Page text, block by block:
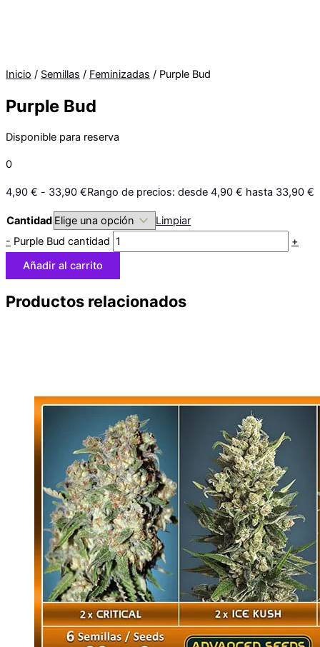
Inicio / Semillas / Feminizadas / Purple Bud
Purple Bud
Disponible para reserva
0
4,90 € - 33,90 €Rango de precios: desde 4,90 € hasta 33,90 €
Cantidad
Limpiar
- Purple Bud cantidad
+
Añadir al carrito
Productos relacionados